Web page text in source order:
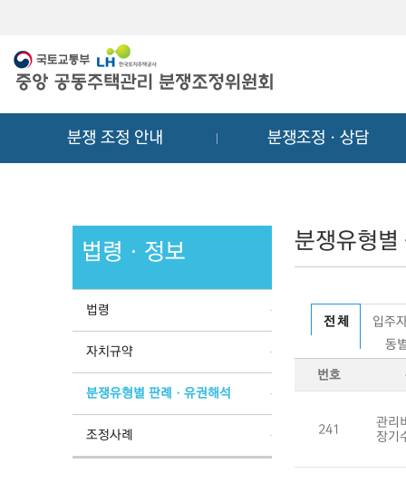
분쟁 조정 안내 분쟁조정ㆍ상담
법령ㆍ정보
법령
자치규약
분쟁유형별 판례ㆍ유권해석
조정사례
분쟁유형별
전 체
입주
동
번호
241
관리
장기